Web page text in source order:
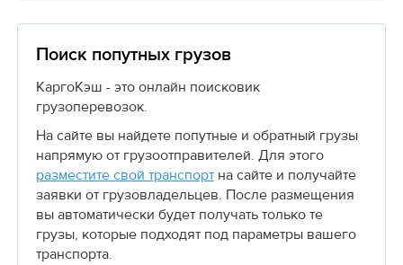
Поиск попутных грузов
КаргоКэш - это онлайн поисковик
грузоперевозок.
На сайте вы найдете попутные и обратный грузы
напрямую от грузоотправителей. Для этого
разместите свой транспортна сайте и получайте
заявки от грузовладельцев. После размещения
вы автоматически будет получать только те
грузы, которые подходят под параметры вашего
транспорта.